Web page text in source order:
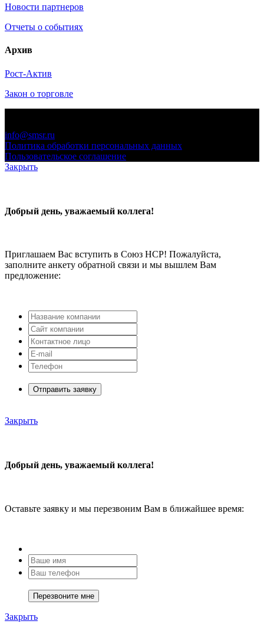
Новости партнеров
Отчеты о событиях
Архив
Рост-Актив
Закон о торговле
info@smsr.ru
Политика обработки персональных данных
Пользовательское соглашение
Закрыть
Добрый день, уважаемый коллега!
Приглашаем Вас вступить в Союз НСР! Пожалуйста,
заполните анкету обратной связи и мы вышлем Вам
предложение:
Отправить заявку
Закрыть
Добрый день, уважаемый коллега!
Оставьте заявку и мы перезвоним Вам в ближайшее время:
Закрыть